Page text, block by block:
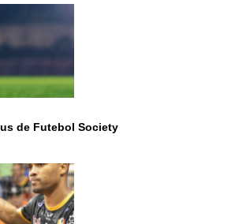
de Futebol Society